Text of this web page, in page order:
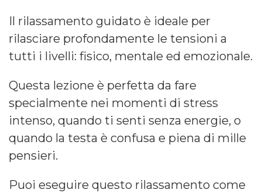
Il rilassamento guidato è ideale per
rilasciare profondamente le tensioni a
tutti i livelli: fisico, mentale ed emozionale.
Questa lezione è perfetta da fare
specialmente nei momenti di stress
intenso, quando ti senti senza energie, o
quando la testa è confusa e piena di mille
pensieri.
Puoi eseguire questo rilassamento come